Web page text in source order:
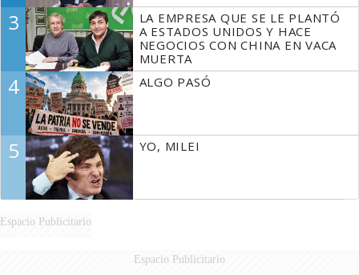
3
LA EMPRESA QUE SE LE PLANTÓ
A ESTADOS UNIDOS Y HACE
NEGOCIOS CON CHINA EN VACA
MUERTA
4 ALGO PASÓ
5 YO, MILEI
Espacio Publicitario
Espacio Publicitario